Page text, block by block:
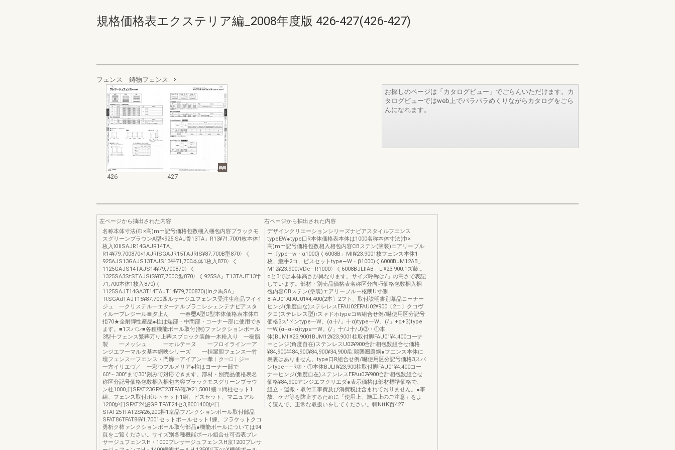
規格価格表エクステリア編_2008年度版 426-427(426-427)
フェンス 鋳物フェンス
426 427
お探しのページは「カタログビュー」でごらんいただけます。カ
タログビューではweb上でパラパラめくりながらカタログをごら
んになれます。
左ページから抽出された内容
名称本体寸法(巾×高)mm記号価格包数梱入梱包内容ブラックモ
スグリーンブラウンA型×925iSAJ骨13TA」R13¥71.7001枚本体1
枚入XlliSAJR14GAJR14TA」
R14¥79.700870×1AJRlSGAJR15TAJRlS¥87.700B型870〉く
925AJS13GAJS13TAJS13平71,700本体1枚入870〉く
1125GAJS14TAJS14¥79,700870〉く
1325SA3StSTAJSiS¥87,700C型870〉く925SA』T13TAJT13半
71,700本体1枚入870)く
1125SAJT14GA3T14TAJT14¥79,700870)(lnク馬SA」
TtSGAdTAJT15¥87.700四ルサージユフェンス受注生産品フイイ
ジュ 一クリステル一エターナルプラニレシェンテナピアスタ
イル一プレジール〓夕上ん 一春璽A型C型本体価格表本体巾
拒70★全耐弾性産品●柱は端部・中間部・コーナー部に使用でき
ます。■1スパン■各種機能ポール取付(例)ファンクションポール
3型十フェンス繁葬万り上葬スプロック装飾一木粉入り 一樹脂
製 一メッシュ 一オルテーヌ 一フロイライン一ア
ンジエフ一マルタ基本網映シリーズ 一担躍胆フェンス一竹
壇フェンス一フエンス・門廓一アイアン一孝︱ク一□︱ジー
一方イリエづ／ 一彩つプルメリア●柱はヨーナー部で
60°∼300°まで30°刻みで対応できます。部材・別売品価格表名
称区分記号価格包数梱入梱包内容ブラックモスグリーンブラウ
ン柱1000,日SFAT23GFAT23TFA確3¥21,5001細ユ間柱セット1
組、フェンス取付ボルトセット1組、ビスセット、マニュアル
1200炉日SFAT24泌GFITFAT24セ3,8001400炉日
SFAT25TFAT2S¥26,200押1京品フ7ンクションポール取付部品
SFAT86TFAT86¥1.7001セットポールセット1練、フラケットクコ
勇析ク柿ァンクションポール取付部品●機能ポールについては94
頁をご覧ください。サイズ別各種機能ポール組合せ可否表プレ
サージュフェンスH・1000プレサージュフェンスH京1200プレサ
右ページから抽出された内容
デザインクリエーションシリーズナビアスタイルフエンス
typeEW●type口R本体価格表本体は1000名称本体寸法(巾×
高)mm記号価格包数相入相包内容CBステン(塗装)エアリーブル
ー〔ype―w・α1000)く6008B」Mll¥23.9001枚フェンス本体1
枚、継手2コ、ビスセットtype―W・β1000)く6008BJM12AB」
M12¥23.900tVDe―R1000〉く6008BJLllAB」Li¥23.900:1ズ藤:。
αとβでは本体高さが異なります。サイズ呼称は/」の高さで表記
しています。部材・別売品価格表名称区分向巧価格包数梱入梱
包内容CBステン(塗装)エアリーブルー枢朗U寸側
8FAU01AFAU01¥4,400(2本〕2フト、取付説明書別幕品コーナー
ヒンジ(角度自な)ステレレスEFAU02EFAU02¥900〔2コ〕クコヴ
クコ(ステレレス型)rスャドホtypeコW組合せ例/嚇使用区分記号
価格3ス′ヾンtype一W。(α十/」十α)type一W。(/」+α+β)type
一W,(α+α+α)type一W。(/」十/J十/J)③・①本
体)BJMll¥23,9001BJM12¥23,9001柱取付脚FAU01¥4.400コーナ
ーヒンジ(角度自在)ステンレスU02¥900合計相包数組合せ価格
¥84,900半84,900¥84,900¥34,900岳:鶏襲圏題鋼●フエンス本体に
表裏はありません。type口R組合せ例/嚇使用区分記号価格3スパ
ンtype――R③・①本体BJLll¥23,900柱取付脚FAU01¥4.400コー
ナーヒンジ(角度自在)ステンレスEFAu02¥900合計相包数組合せ
価格¥84,900アンジエフクリエダ●表示価格は部材標準価格で、
組立・運搬・取付工事費及び消費税は含まれておりません。●事
故、ケガ等を防止するために「使用上、施工上のご注意」をよ
く読んで、正常な取扱いをしてください。輔NttK百427